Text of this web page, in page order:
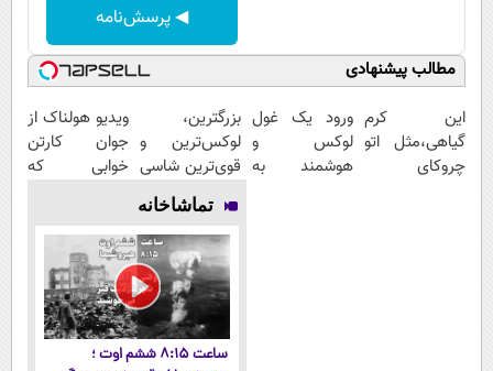
◀ پرسش‌نامه
مطالب پیشنهادی
این کرم
گیاهی،مثل اتو
چروکای
ورود یک غول
لوکس و
هوشمند به
بزرگترین،
لوکس‌ترین و
قوی‌ترین شاسی
بلند EREV در
در ایران رونمایی
شد
ویدیو هولناک از
جوان کارتن
خوابی که
تماشاخانه
ساعت ۸:۱۵ ششم اوت ؛